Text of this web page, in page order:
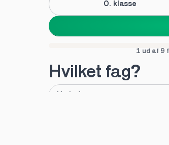
0. klasse
1 ud af 9
Hvilket fag?